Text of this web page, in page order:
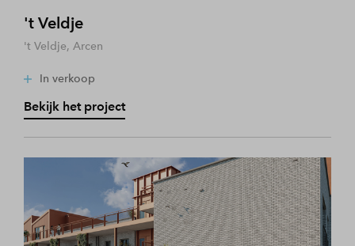
't Veldje
't Veldje, Arcen
In verkoop
Bekijk het project